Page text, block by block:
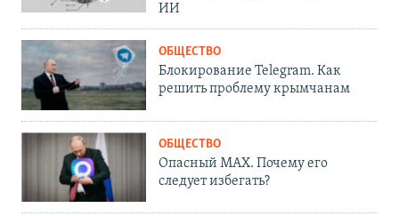
ИИ
ОБЩЕСТВО
Блокирование Telegram. Как
решить проблему крымчанам
ОБЩЕСТВО
Опасный MAX. Почему его
следует избегать?